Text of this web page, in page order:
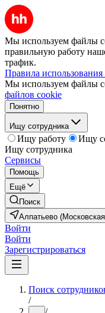
Мы используем файлы
правильную работу
трафик.
Правила
Мы используем файлы
файлов cookie
Понятно
Ищу сотрудника
Ищу работу
Ищу
Ищу сотрудника
Сервисы
Помощь
Ещё
Поиск
Алпатьево
Войти
Войти
Зарегистрироваться
Поиск
/